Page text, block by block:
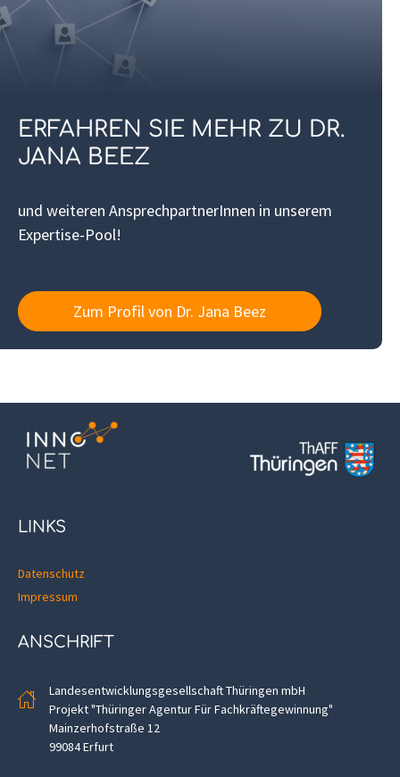
ERFAHREN SIE MEHR ZU DR.
JANA BEEZ
und weiteren AnsprechpartnerInnen in unserem
Expertise-Pool!
Zum Profil von Dr. Jana Beez
LINKS
Datenschutz
Impressum
ANSCHRIFT
Landesentwicklungsgesellschaft Thüringen mbH
Projekt "Thüringer Agentur Für Fachkräftegewinnung"
Mainzerhofstraße 12
99084 Erfurt